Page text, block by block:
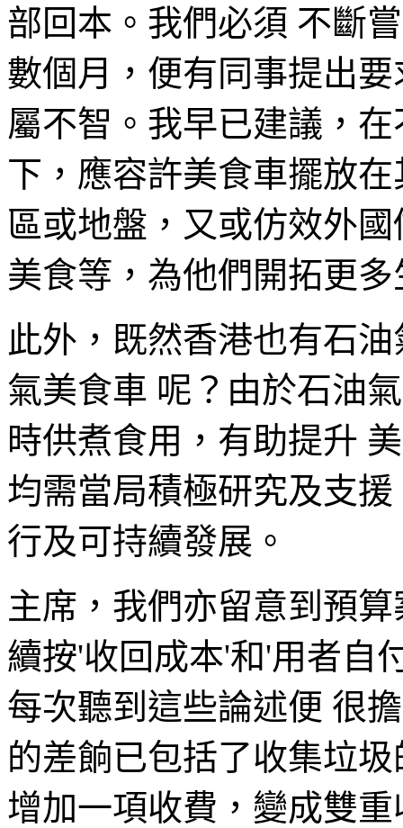
部回本。我們必須 不斷
數個月，便有同事提出
屬不智。我早已建議，
下，應容許美食車擺放
區或地盤，又或仿效外
美食等，為他們開拓更
此外，既然香港也有石
氣美食車 呢？由於石油
時供煮食用，有助提升
均需當局積極研究及支
行及可持續發展。
主席，我們亦留意到預
續按'收回成本'和'用者自
每次聽到這些論述便 很
的差餉已包括了收集垃
增加一項收費，變成雙